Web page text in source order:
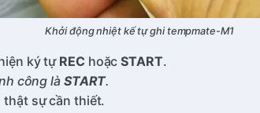
Khởi động nhiệt kế tự ghi tempmate-M1
ký tự REC hoặcSTART.
công làSTART.
thật sự cần thiết.